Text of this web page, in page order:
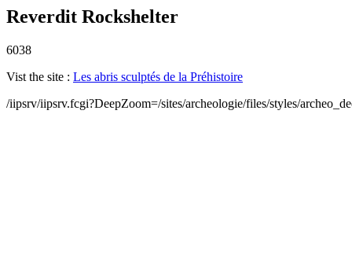
Reverdit Rockshelter
6038
Vist the site : Les abris sculptés de la Préhistoire
/iipsrv/iipsrv.fcgi?DeepZoom=/sites/archeologie/files/styles/